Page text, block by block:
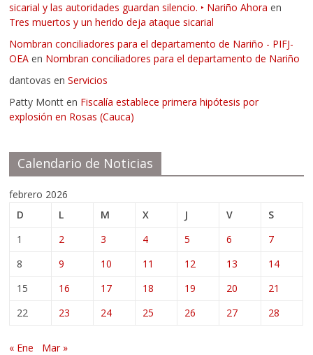
sicarial y las autoridades guardan silencio. ‣ Nariño Ahora en
Tres muertos y un herido deja ataque sicarial
Nombran conciliadores para el departamento de Nariño - PIFJ-
OEA en Nombran conciliadores para el departamento de Nariño
dantovas enServicios
Patty Montt en Fiscalía establece primera hipótesis por
explosión en Rosas (Cauca)
Calendario de Noticias
febrero 2026
D
L M X J V
S
1
2 3 4 5 6
7
8
9 10 11 12 13
14
15
16 17 18 19 20
21
22
23 24 25 26 27 28
« Ene Mar »